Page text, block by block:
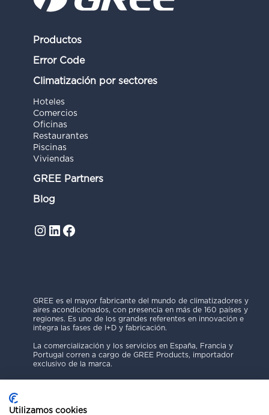
Productos
Error Code
Climatización por sectores
Hoteles
Comercios
Oficinas
Restaurantes
Piscinas
Viviendas
GREE Partners
Blog
Instagram
LinkedIn
Facebook
GREE es el mayor fabricante del mundo de climatizadores y
aires acondicionados, con presencia en más de 160 países y
regiones. Es uno de los grandes referentes en innovación e
integra las fases de I+D y fabricación.
La comercialización y los servicios en España, Francia y
Portugal corren a cargo de GREE Products, importador
exclusivo de la marca.
Utilizamos cookies